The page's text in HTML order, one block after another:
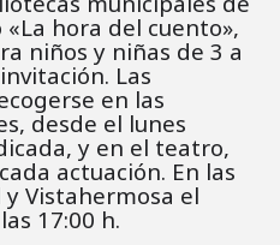
hora del cuento»,
niños y niñas de 3 a
Las
en las
desde el lunes
y en el teatro,
actuación. En las
y Vistahermosa el
17:00 h.